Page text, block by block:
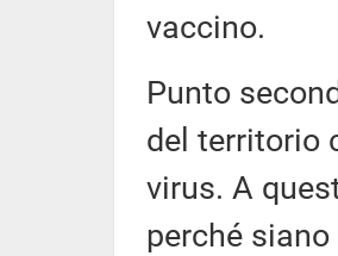
vaccino.
Punto
del territorio
virus. A
perché